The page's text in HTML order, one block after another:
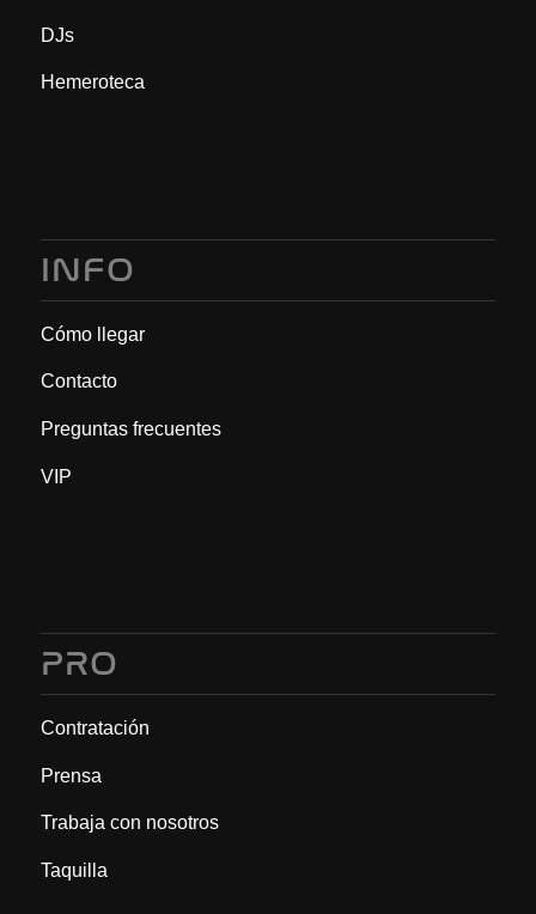
DJs
Hemeroteca
INFO
Cómo llegar
Contacto
Preguntas frecuentes
VIP
PRO
Contratación
Prensa
Trabaja con nosotros
Taquilla